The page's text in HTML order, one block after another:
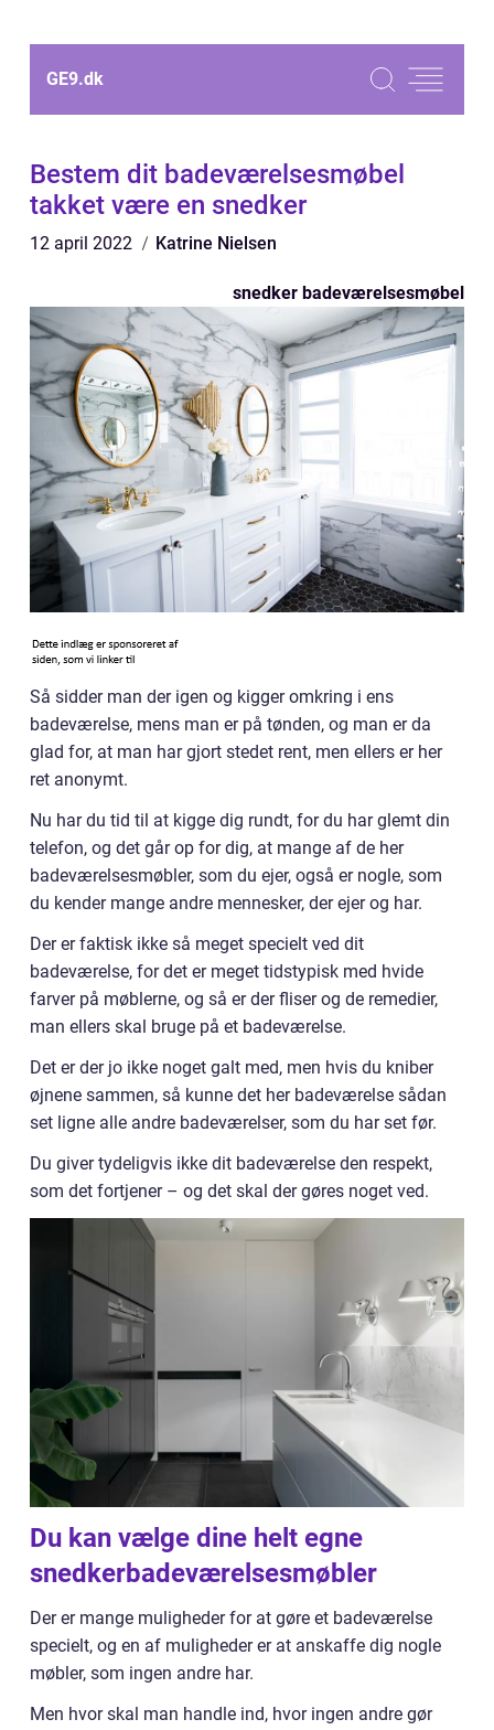
GE9.dk
Bestem dit badeværelsesmøbel
takket være en snedker
12 april 2022 Katrine Nielsen
snedker badeværelsesmøbel
Så sidder man der igen og kigger omkring i ens
badeværelse, mens man er på tønden, og man er da
glad for, at man har gjort stedet rent, men ellers er her
ret anonymt.
Nu har du tid til at kigge dig rundt, for du har glemt din
telefon, og det går op for dig, at mange af de her
badeværelsesmøbler, som du ejer, også er nogle, som
du kender mange andre mennesker, der ejer og har.
Der er faktisk ikke så meget specielt ved dit
badeværelse, for det er meget tidstypisk med hvide
farver på møblerne, og så er der fliser og de remedier,
man ellers skal bruge på et badeværelse.
Det er der jo ikke noget galt med, men hvis du kniber
øjnene sammen, så kunne det her badeværelse sådan
set ligne alle andre badeværelser, som du har set før.
Du giver tydeligvis ikke dit badeværelse den respekt,
som det fortjener – og det skal der gøres noget ved.
Du kan vælge dine helt egne
snedkerbadeværelsesmøbler
Der er mange muligheder for at gøre et badeværelse
specielt, og en af muligheder er at anskaffe dig nogle
møbler, som ingen andre har.
Men hvor skal man handle ind, hvor ingen andre gør